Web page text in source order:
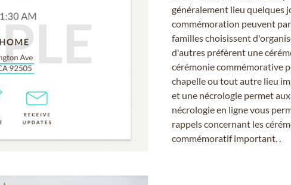
généralement lieu quelques
commémoration peuvent
familles choisissent
d'autres préfèrent une
cérémonie commémorative
chapelle ou tout autre lieu
et une nécrologie permet
nécrologie en ligne vous
rappels concernant les
commémoratif important. .